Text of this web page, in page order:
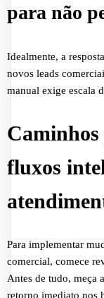
para não
Idealmente, a
novos leads
manual exige escala
fluxos
Para implementar
comercial, comece
Antes de tudo, meça
retorno imediato nos